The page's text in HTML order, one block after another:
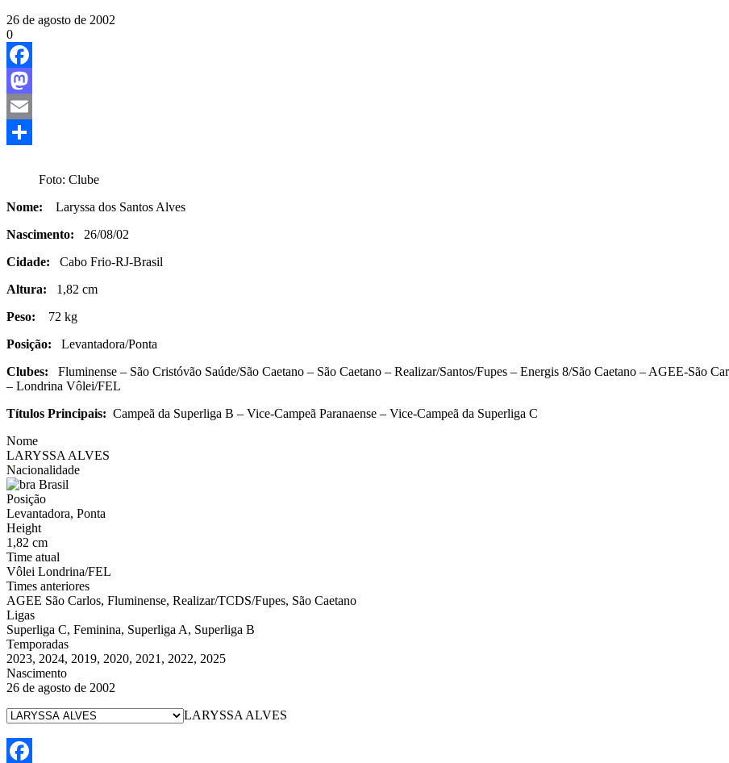
26 de agosto de 2002
0
Facebook
Mastodon
Email
Foto: Clube
Nome: Laryssa dos Santos Alves
Nascimento: 26/08/02
Cidade: Cabo Frio-RJ-Brasil
Altura: 1,82 cm
Peso: 72 kg
Posição: Levantadora/Ponta
Clubes: Fluminense – São Cristóvão Saúde/São Caetano – São Caetano – Realizar/Santos/Fupes – Energis 8/São Caetano – AGEE-São
– Londrina Vôlei/FEL
Títulos Principais: Campeã da Superliga B – Vice-Campeã Paranaense – Vice-Campeã da Superliga C
Nome
LARYSSA ALVES
Nacionalidade
Brasil
Posição
Levantadora, Ponta
Height
1,82 cm
Time atual
Vôlei Londrina/FEL
Times anteriores
AGEE São Carlos, Fluminense, Realizar/TCDS/Fupes, São Caetano
Ligas
Superliga C, Feminina, Superliga A, Superliga B
Temporadas
2023, 2024, 2019, 2020, 2021, 2022, 2025
Nascimento
26 de agosto de 2002
LARYSSA ALVES